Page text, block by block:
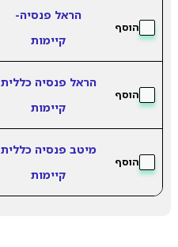
הוסף
הראל פנסיה-
קיימות
הוסף
הראל פנסיה כללית
קיימות
הוסף
מיטב פנסיה כללית
קיימות